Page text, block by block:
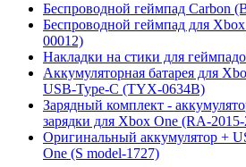
Беспроводной геймпад Carbon
Беспроводной геймпад для
00012)
Накладки на стики для
Аккумуляторная батарея для
USB-Type-C (TYX-0634B)
Зарядный комплект -
зарядки для Xbox One (RA-
Оригинальный аккумулятор +
One (S model-1727)